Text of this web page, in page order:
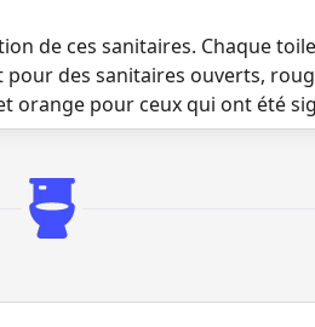
de ces sanitaires. Chaque
des sanitaires ouverts,
pour ceux qui ont été